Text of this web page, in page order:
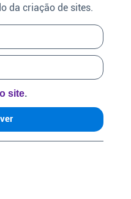
da criação de sites.
site.